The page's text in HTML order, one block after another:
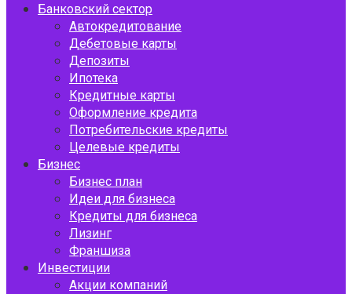
Банковский сектор
Автокредитование
Дебетовые карты
Депозиты
Ипотека
Кредитные карты
Оформление кредита
Потребительские кредиты
Целевые кредиты
Бизнес
Бизнес план
Идеи для бизнеса
Кредиты для бизнеса
Лизинг
Франшиза
Инвестиции
Акции компаний